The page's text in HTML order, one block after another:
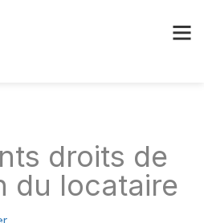
droits de
du locataire